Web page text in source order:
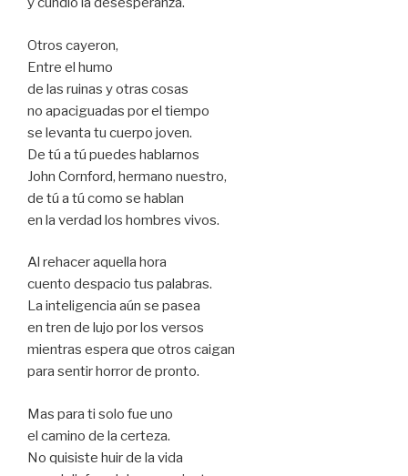
Otros cayeron,
Entre el humo
de las ruinas y otras cosas
no apaciguadas por el tiempo
se levanta tu cuerpo joven.
De tú a tú puedes hablarnos
John Cornford, hermano nuestro,
de tú a tú como se hablan
en la verdad los hombres vivos.
Al rehacer aquella hora
cuento despacio tus palabras.
La inteligencia aún se pasea
en tren de lujo por los versos
mientras espera que otros caigan
para sentir horror de pronto.
Mas para ti solo fue uno
el camino de la certeza.
No quisiste huir de la vida